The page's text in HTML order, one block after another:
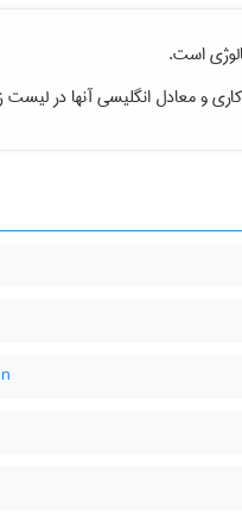
است.
و معادل انگلیسی آنها در